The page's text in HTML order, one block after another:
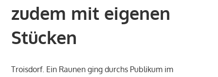
zudem mit eigenen
Stücken
Troisdorf. Ein Raunen ging durchs Publikum im